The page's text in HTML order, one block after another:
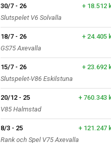
30/7 - 26
+ 18.512
Slutspelet V6 Solvalla
18/7 - 26
+ 24.405
GS75 Axevalla
15/7 - 26
+ 23.692
Slutspelet-V86 Eskilstuna
20/12 - 25
+ 760.343
V85 Halmstad
8/3 - 25
+ 121.247
Rank och Spel V75 Axevalla